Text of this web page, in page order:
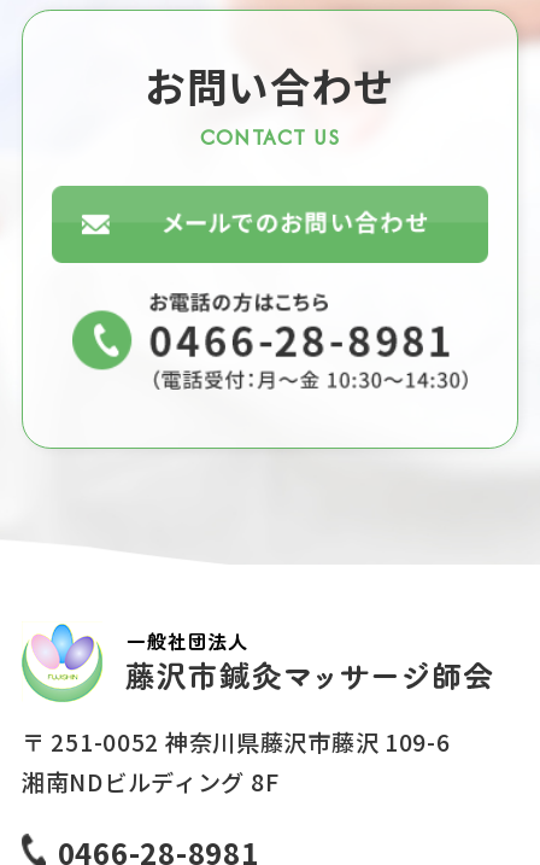
お問い合わせ
CONTACT US
〒 251-0052 神奈川県藤沢市藤沢 109-6
湘南NDビルディング 8F
0466-28-8981